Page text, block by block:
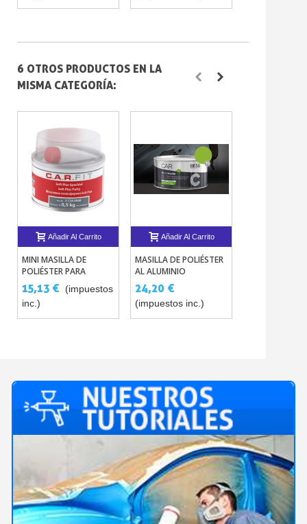
6 OTROS PRODUCTOS EN LA
MISMA CATEGORÍA:
Añadir Al Carrito
MINI MASILLA DE
POLIÉSTER PARA
CARROCERÍA DE 500 G
CON ENDURECEDOR
15,13 €
(impuestos
inc.)
Añadir Al Carrito
MASILLA DE POLIÉSTER
AL ALUMINIO
BICOMPONENTE PARA
CARROCERÍA 1L
24,20 €
(impuestos inc.)